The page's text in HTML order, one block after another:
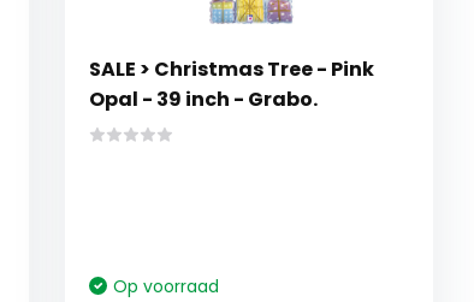
SALE > Christmas Tree - Pink
Opal - 39 inch - Grabo.
Op voorraad